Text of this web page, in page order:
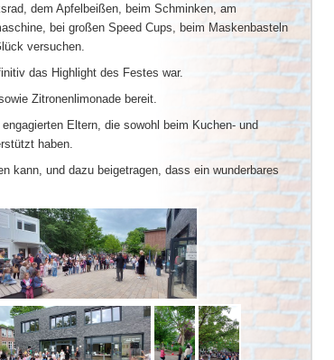
dem Apfelbeißen, beim Schminken, am
bei großen Speed Cups, beim Maskenbasteln
versuchen.
das Highlight des Festes war.
Zitronenlimonade bereit.
Eltern, die sowohl beim Kuchen- und
haben.
kann, und dazu beigetragen, dass ein wunderbares